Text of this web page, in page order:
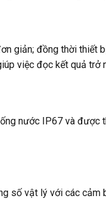
giản; đồng thời thiết
việc đọc kết quả trở
nước IP67 và được
số vật lý với các cảm